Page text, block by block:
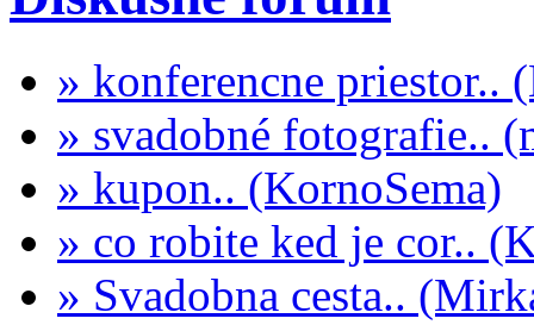
» konferencne priestor..
» svadobné fotografie..
» kupon.. (KornoSema)
» co robite ked je cor..
» Svadobna cesta..